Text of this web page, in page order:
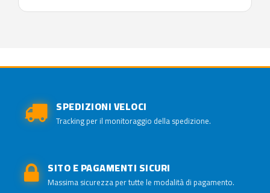
SPEDIZIONI VELOCI
Tracking per il monitoraggio della spedizione.
SITO E PAGAMENTI SICURI
Massima sicurezza per tutte le modalità di pagamento.